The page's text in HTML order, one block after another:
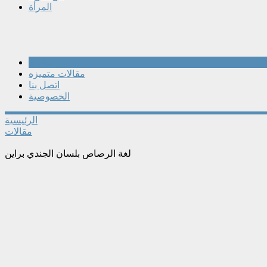
المرأة
مقالات متميزه
اتصل بنا
الخصوصية
الرئيسية
مقالات
لغة الرصاص بلسان الجندي براين